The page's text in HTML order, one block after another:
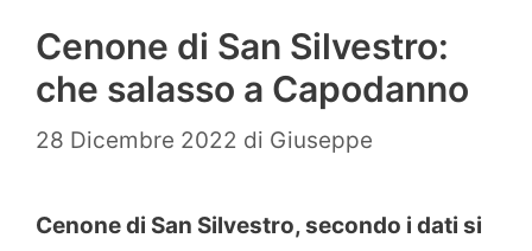
Cenone di San Silvestro:
che salasso a Capodanno
28 Dicembre 2022 di Giuseppe
Cenone di San Silvestro, secondo i dati si